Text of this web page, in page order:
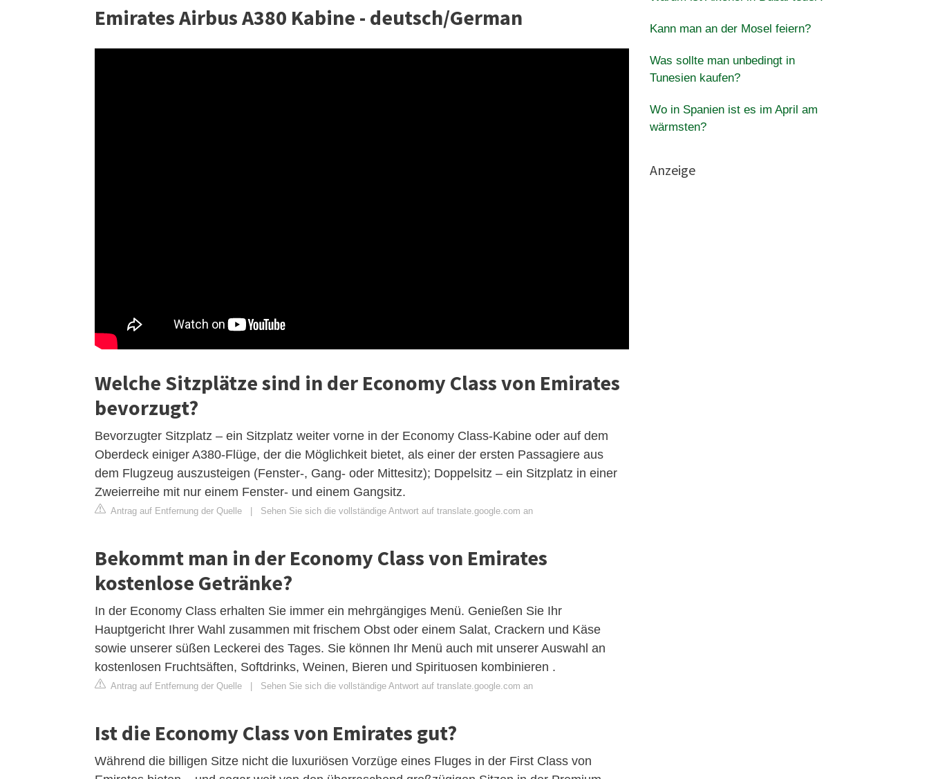
Emirates Airbus A380 Kabine - deutsch/German
Welche Sitzplätze sind in der Economy Class von Emirates
bevorzugt?
Bevorzugter Sitzplatz – ein Sitzplatz weiter vorne in der Economy Class-Kabine oder auf dem
Oberdeck einiger A380-Flüge, der die Möglichkeit bietet, als einer der ersten Passagiere aus
dem Flugzeug auszusteigen (Fenster-, Gang- oder Mittesitz); Doppelsitz – ein Sitzplatz in einer
Zweierreihe mit nur einem Fenster- und einem Gangsitz.
Antrag auf Entfernung der Quelle | Sehen Sie sich die vollständige Antwort auf translate.google.com an
Bekommt man in der Economy Class von Emirates
kostenlose Getränke?
In der Economy Class erhalten Sie immer ein mehrgängiges Menü. Genießen Sie Ihr
Hauptgericht Ihrer Wahl zusammen mit frischem Obst oder einem Salat, Crackern und Käse
sowie unserer süßen Leckerei des Tages. Sie können Ihr Menü auch mit unserer Auswahl an
kostenlosen Fruchtsäften, Softdrinks, Weinen, Bieren und Spirituosen kombinieren .
Antrag auf Entfernung der Quelle | Sehen Sie sich die vollständige Antwort auf translate.google.com an
Ist die Economy Class von Emirates gut?
Während die billigen Sitze nicht die luxuriösen Vorzüge eines Fluges in der First Class von
Kann man an der Mosel feiern?
Was sollte man unbedingt in
Tunesien kaufen?
Wo in Spanien ist es im April am
wärmsten?
Anzeige